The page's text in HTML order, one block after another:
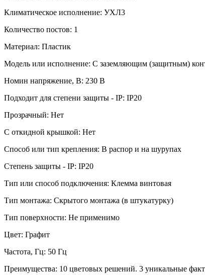
Климатическое исполнение: УХЛ3
Количество постов: 1
Материал: Пластик
Модель или исполнение: С заземляющим (защитным)
Номин напряжение, В: 230 В
Подходит для степени защиты - IP: IP20
Прозрачный: Нет
С откидной крышкой: Нет
Способ или тип крепления: В распор и на шурупах
Степень защиты - IP: IP20
Тип или способ подключения: Клемма винтовая
Тип монтажа: Скрытого монтажа (в штукатурку)
Тип поверхности: Не применимо
Цвет: Графит
Частота, Гц: 50 Гц
Преимущества: 10 цветовых решений. 3 уникальные